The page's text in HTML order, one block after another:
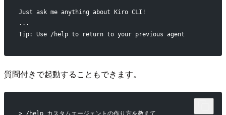
Just ask me anything about Kiro CLI!
...
Tip: Use /help to return to your previous agent
質問付きで起動することもできます。